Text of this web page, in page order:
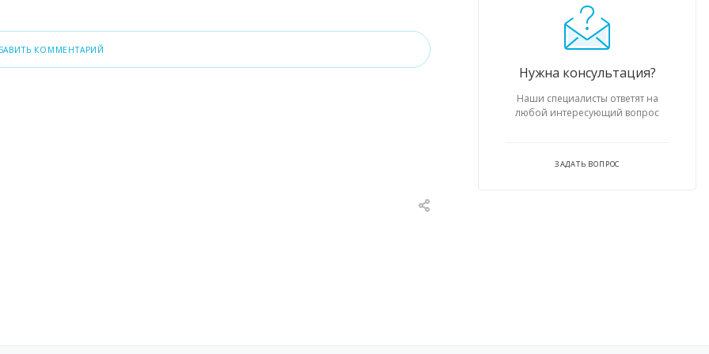
Нужна консультация?
Наши специалисты ответят на
любой интересующий вопрос
ЗАДАТЬ ВОПРОС
КОММЕНТАРИЙ